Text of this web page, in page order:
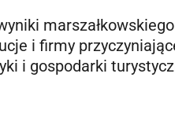
i firmy
i gospodarki